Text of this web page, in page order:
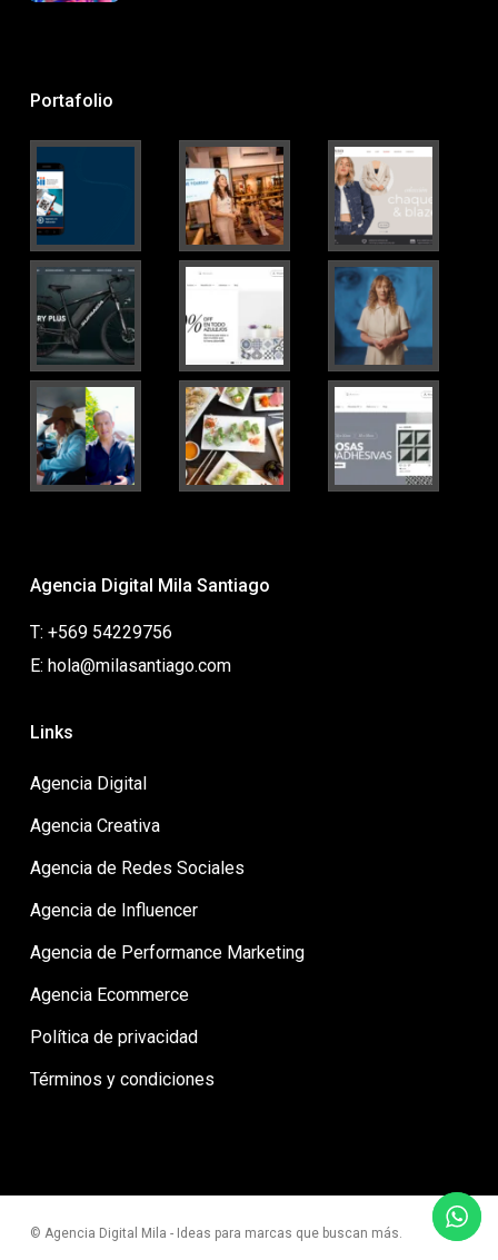
Portafolio
Agencia Digital Mila Santiago
T: +569 54229756
E: hola@milasantiago.com
Links
Agencia Digital
Agencia Creativa
Agencia de Redes Sociales
Agencia de Influencer
Agencia de Performance Marketing
Agencia Ecommerce
Política de privacidad
Términos y condiciones
© Agencia Digital Mila - Ideas para marcas que buscan más.